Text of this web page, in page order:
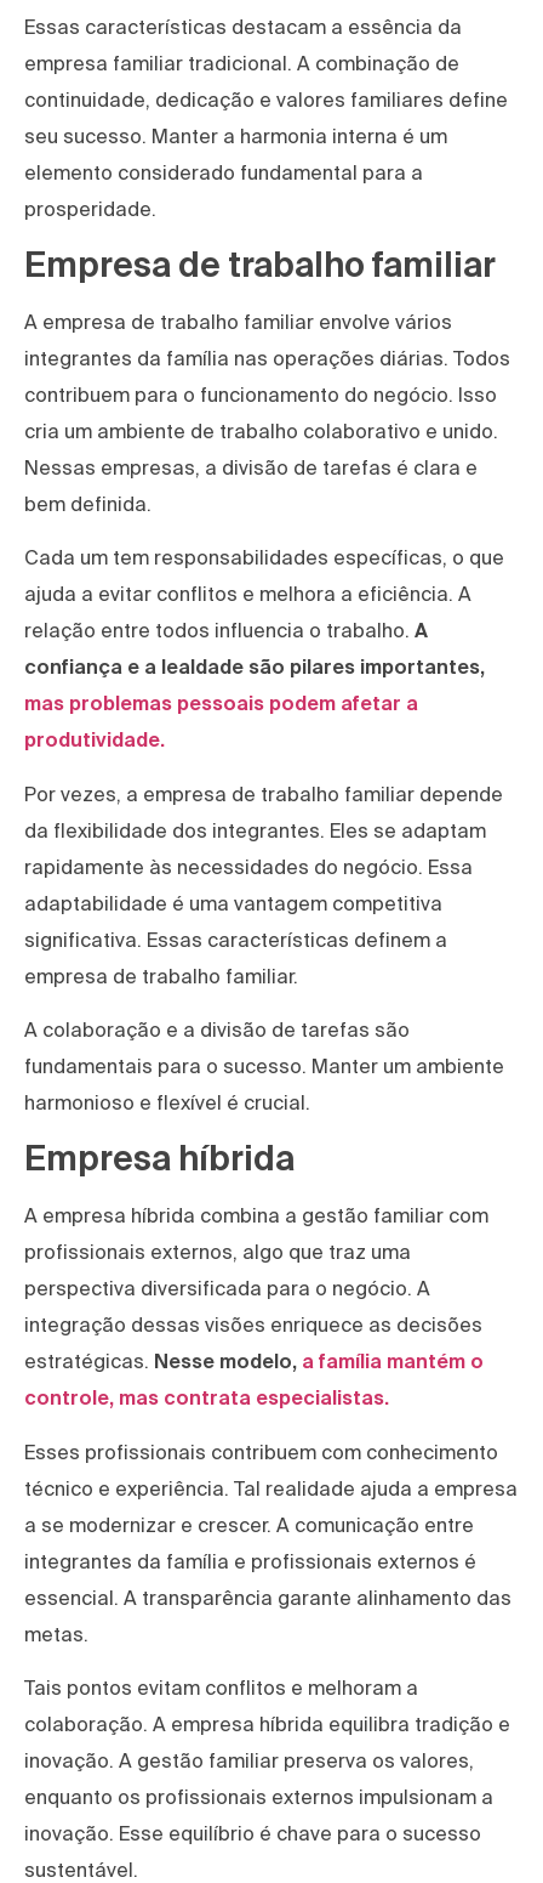
Essas características destacam a essência da
empresa familiar tradicional. A combinação de
continuidade, dedicação e valores familiares define
seu sucesso. Manter a harmonia interna é um
elemento considerado fundamental para a
prosperidade.
Empresa de trabalho familiar
A empresa de trabalho familiar envolve vários
integrantes da família nas operações diárias. Todos
contribuem para o funcionamento do negócio. Isso
cria um ambiente de trabalho colaborativo e unido.
Nessas empresas, a divisão de tarefas é clara e
bem definida.
Cada um tem responsabilidades específicas, o que
ajuda a evitar conflitos e melhora a eficiência. A
relação entre todos influencia o trabalho. A
confiança e a lealdade são pilares importantes,
mas problemas pessoais podem afetar a
produtividade.
Por vezes, a empresa de trabalho familiar depende
da flexibilidade dos integrantes. Eles se adaptam
rapidamente às necessidades do negócio. Essa
adaptabilidade é uma vantagem competitiva
significativa. Essas características definem a
empresa de trabalho familiar.
A colaboração e a divisão de tarefas são
fundamentais para o sucesso. Manter um ambiente
harmonioso e flexível é crucial.
Empresa híbrida
A empresa híbrida combina a gestão familiar com
profissionais externos, algo que traz uma
perspectiva diversificada para o negócio. A
integração dessas visões enriquece as decisões
estratégicas. Nesse modelo, a família mantém o
controle, mas contrata especialistas.
Esses profissionais contribuem com conhecimento
técnico e experiência. Tal realidade ajuda a empresa
a se modernizar e crescer. A comunicação entre
integrantes da família e profissionais externos é
essencial. A transparência garante alinhamento das
metas.
Tais pontos evitam conflitos e melhoram a
colaboração. A empresa híbrida equilibra tradição e
inovação. A gestão familiar preserva os valores,
enquanto os profissionais externos impulsionam a
inovação. Esse equilíbrio é chave para o sucesso
sustentável.